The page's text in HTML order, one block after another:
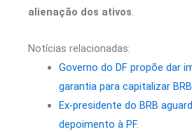
alienação dos ativos.
Notícias relacionadas:
Governo do DF propõe dar
garantia para capitalizar
Ex-presidente do BRB
depoimento à PF.